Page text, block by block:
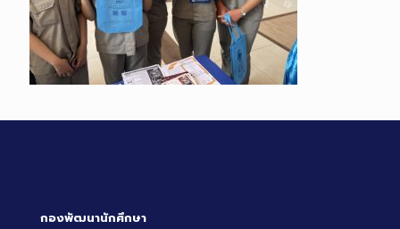
กองพัฒนานักศึกษา